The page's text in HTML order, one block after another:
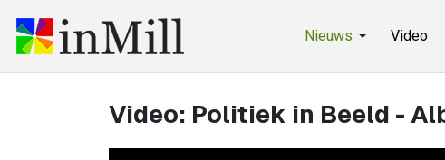
Nieuws Video
Video: Politiek in Beeld -